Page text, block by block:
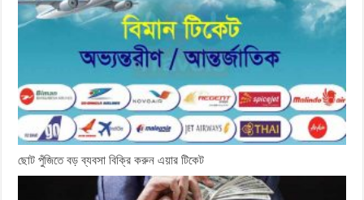
ছোট পুঁজিতে বড় ব্যবসা বিক্রি করুন এয়ার টিকেট